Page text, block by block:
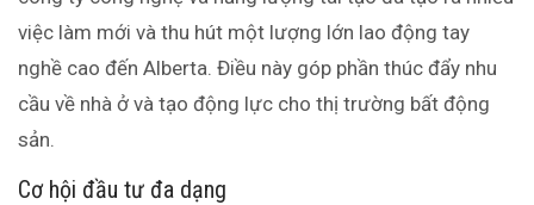
việc làm mới và thu hút một lượng lớn lao động tay
nghề cao đến Alberta. Điều này góp phần thúc đẩy nhu
cầu về nhà ở và tạo động lực cho thị trường bất động
sản.
Cơ hội đầu tư đa dạng